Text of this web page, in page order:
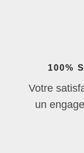
100%
Votre
un